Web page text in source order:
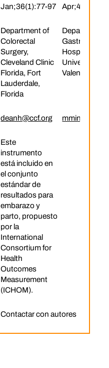
Jan;36(1):77-97
Department of
Colorectal
Surgery,
Cleveland Clinic
Florida, Fort
Lauderdale,
Florida
Department
Hospital
Universitario,
Valencia,
deanh@ccf.org
Este
instrumento
está incluido en
el conjunto
estándar de
resultados para
embarazo y
parto, propuesto
por la
International
Consortium for
Health
Outcomes
Measurement
(ICHOM).
Contactar con autores